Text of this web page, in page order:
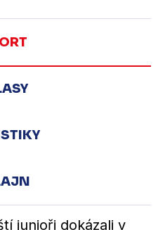
junioři dokázali v